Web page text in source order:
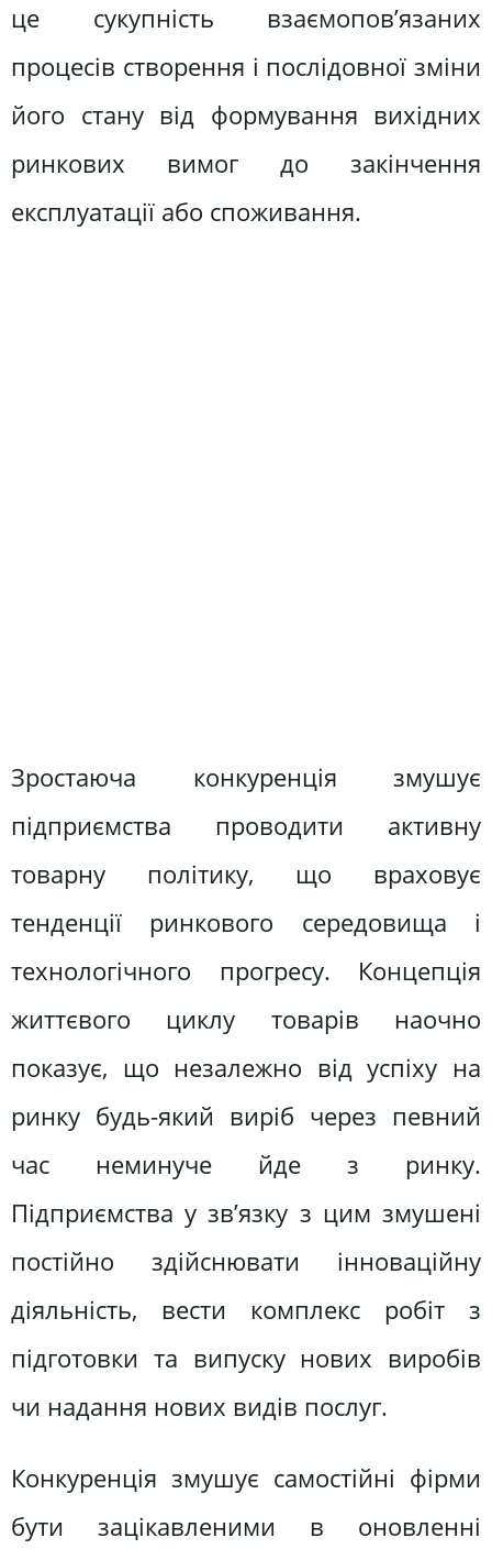
це сукупність взаємопов’язаних
процесів створення і послідовної зміни
його стану від формування вихідних
ринкових вимог до закінчення
експлуатації або споживання.
Зростаюча конкуренція змушує
підприємства проводити активну
товарну політику, що враховує
тенденції ринкового середовища і
технологічного прогресу. Концепція
життєвого циклу товарів наочно
показує, що незалежно від успіху на
ринку будь-який виріб через певний
час неминуче йде з ринку.
Підприємства у зв’язку з цим змушені
постійно здійснювати інноваційну
діяльність, вести комплекс робіт з
підготовки та випуску нових виробів
чи надання нових видів послуг.
Конкуренція змушує самостійні фірми
бути зацікавленими в оновленні